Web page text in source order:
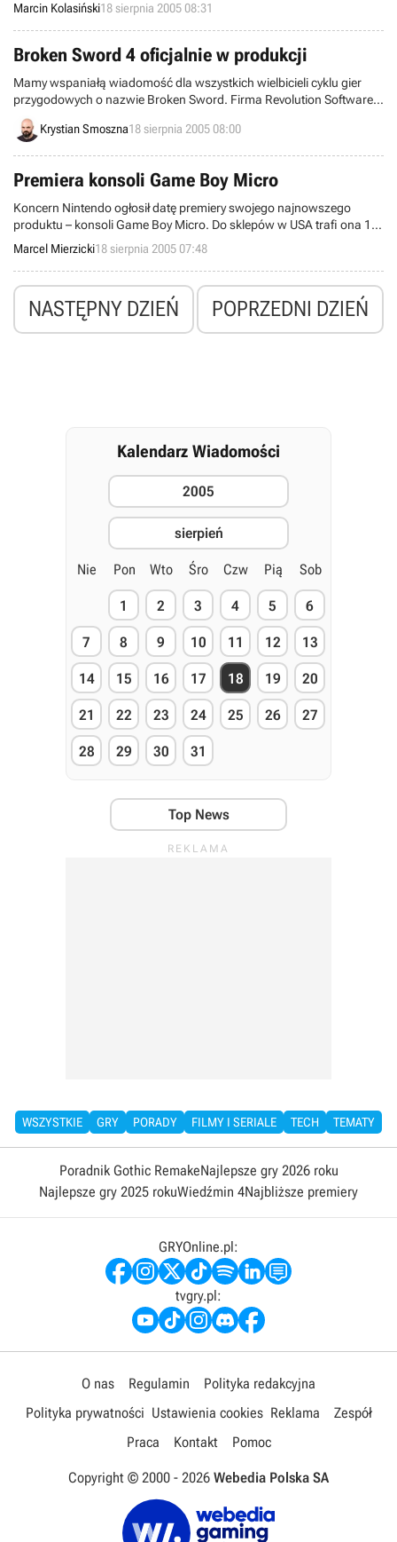
premiery, na ostatnią będziemy musieli poczekać zapewne z co
najmniej rok. Jednak to nie koniec przygód - w przygotowaniu jest
również pełnoprawna kontynuacja, pt. Codename Panzers II!
Marcin Kolasiński18 sierpnia 2005 08:31
Broken Sword 4 oficjalnie w produkcji
Mamy wspaniałą wiadomość dla wszystkich wielbicieli cyklu gier
przygodowych o nazwie Broken Sword. Firma Revolution Software
pracuje już nad czwartym odcinkiem popularnej serii, który trafi na
rynek w lecie przyszłego roku dzięki koncernowi THQ.
Krystian Smoszna18 sierpnia 2005 08:00
Premiera konsoli Game Boy Micro
Koncern Nintendo ogłosił datę premiery swojego najnowszego
produktu – konsoli Game Boy Micro. Do sklepów w USA trafi ona 19
września. Tydzień wcześniej będą ją mogli nabyć Japończycy – jeśli
ktoś nie może się doczekać momentu, kiedy ta przenośna konsola
trafi w jego ręce to może sprowadzić ją z kraju kwitnącej wiśni już 12
września. Co się tyczy Europy to debiut Game Boy Micro
przewidziany jest na 4 listopada. Cena 69 funtów (408PLN).
Marcel Mierzicki18 sierpnia 2005 07:48
NASTĘPNY DZIEŃ POPRZEDNI DZIEŃ
Kalendarz Wiadomości
2005
sierpień
Nie Pon Wto Śro Czw Pią Sob
1 2 3 4 5 6
7 8 9 10 11 12 13
14 15 16 17 18 19 20
21 22 23 24 25 26 27
28 29 30 31
Top News
WSZYSTKIE GRY PORADY FILMY I SERIALE TECH TEMATY
Poradnik Gothic RemakeNajlepsze gry 2026 roku
Najlepsze gry 2025 rokuWiedźmin 4Najbliższe premiery
GRYOnline.pl:
tvgry.pl:
O nas Regulamin
Polityka redakcyjna
Polityka prywatności Ustawienia cookies Reklama
Zespół
Praca
Kontakt Pomoc
Copyright © 2000 - 2026 Webedia Polska SA